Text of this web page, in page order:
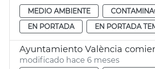
MEDIO AMBIENTE
EN PORTADA
EN PORTADA
Ayuntamiento València
modificado hace 6 meses